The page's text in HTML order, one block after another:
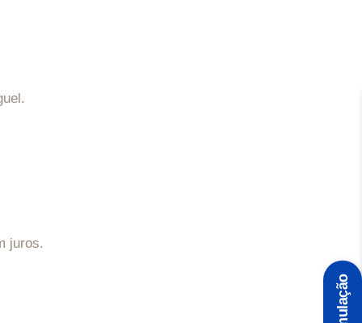
juros.
Simulação